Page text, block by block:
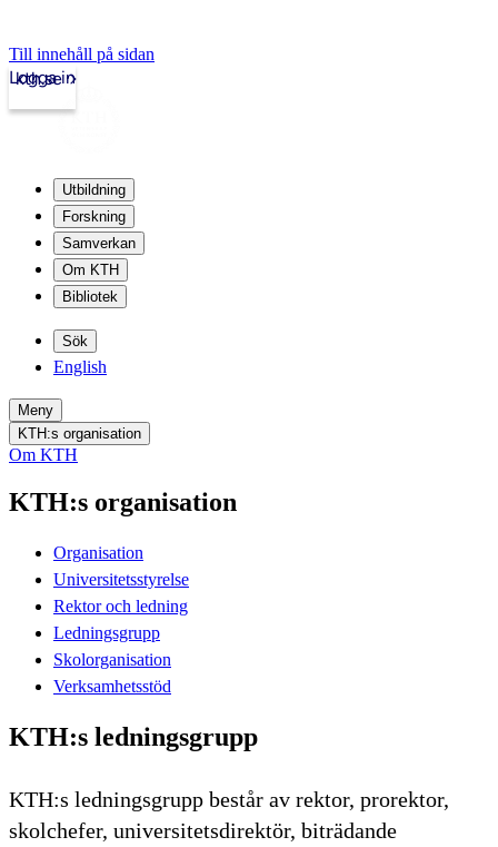
Till innehåll på sidan
kth.se
Logga in
Utbildning
Forskning
Samverkan
Om KTH
Bibliotek
Sök
English
Meny
KTH:s organisation
Om KTH
KTH:s organisation
Organisation
Universitetsstyrelse
Rektor och ledning
Ledningsgrupp
Skolorganisation
Verksamhetsstöd
KTH:s ledningsgrupp
KTH:s ledningsgrupp består av rektor, prorektor,
skolchefer, universitetsdirektör, biträdande